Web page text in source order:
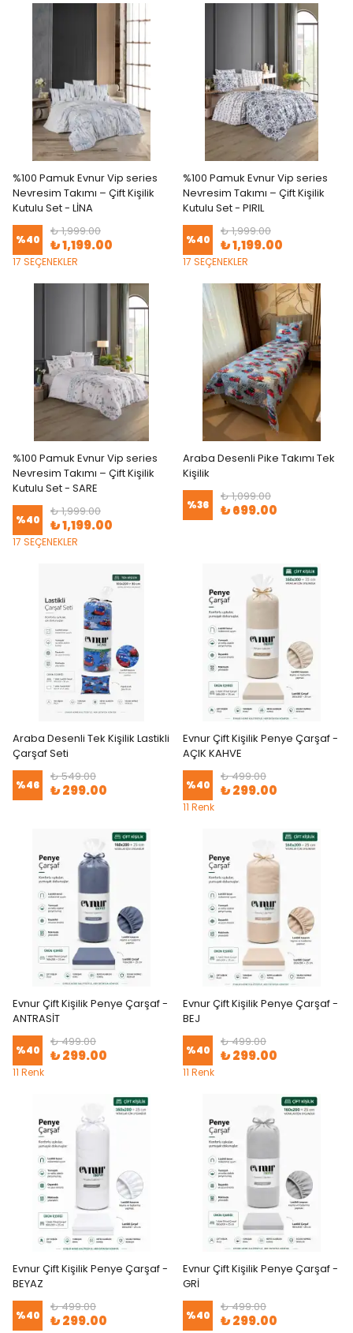
%100 Pamuk Evnur Vip series
Nevresim Takımı – Çift Kişilik
Kutulu Set - LİNA
%40
₺ 1,999.00
₺ 1,199.00
17 SEÇENEKLER
%100 Pamuk Evnur Vip series
Nevresim Takımı – Çift Kişilik
Kutulu Set - PIRIL
%40
₺ 1,999.00
₺ 1,199.00
17 SEÇENEKLER
%100 Pamuk Evnur Vip series
Nevresim Takımı – Çift Kişilik
Kutulu Set - SARE
%40
₺ 1,999.00
₺ 1,199.00
17 SEÇENEKLER
Araba Desenli Pike Takımı Tek
Kişilik
%36
₺ 1,099.00
₺ 699.00
Araba Desenli Tek Kişilik Lastikli
Çarşaf Seti
%46
₺ 549.00
₺ 299.00
Evnur Çift Kişilik Penye Çarşaf -
AÇIK KAHVE
%40
₺ 499.00
₺ 299.00
11 Renk
Evnur Çift Kişilik Penye Çarşaf -
ANTRASİT
%40
₺ 499.00
₺ 299.00
11 Renk
Evnur Çift Kişilik Penye Çarşaf -
BEJ
%40
₺ 499.00
₺ 299.00
11 Renk
Evnur Çift Kişilik Penye Çarşaf -
BEYAZ
%40
₺ 499.00
₺ 299.00
Evnur Çift Kişilik Penye Çarşaf -
GRİ
%40
₺ 499.00
₺ 299.00